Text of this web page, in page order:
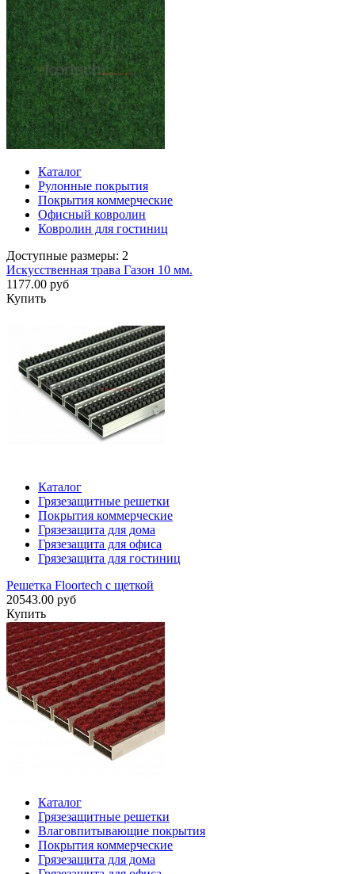
Каталог
Рулонные покрытия
Покрытия коммерческие
Офисный ковролин
Ковролин для гостиниц
Доступные размеры: 2
Искусственная трава Газон 10 мм.
1177.00 руб
Купить
Каталог
Грязезащитные решетки
Покрытия коммерческие
Грязезащита для дома
Грязезащита для офиса
Грязезащита для гостиниц
Решетка Floortech с щеткой
20543.00 руб
Купить
Каталог
Грязезащитные решетки
Влаговпитывающие покрытия
Покрытия коммерческие
Грязезащита для дома